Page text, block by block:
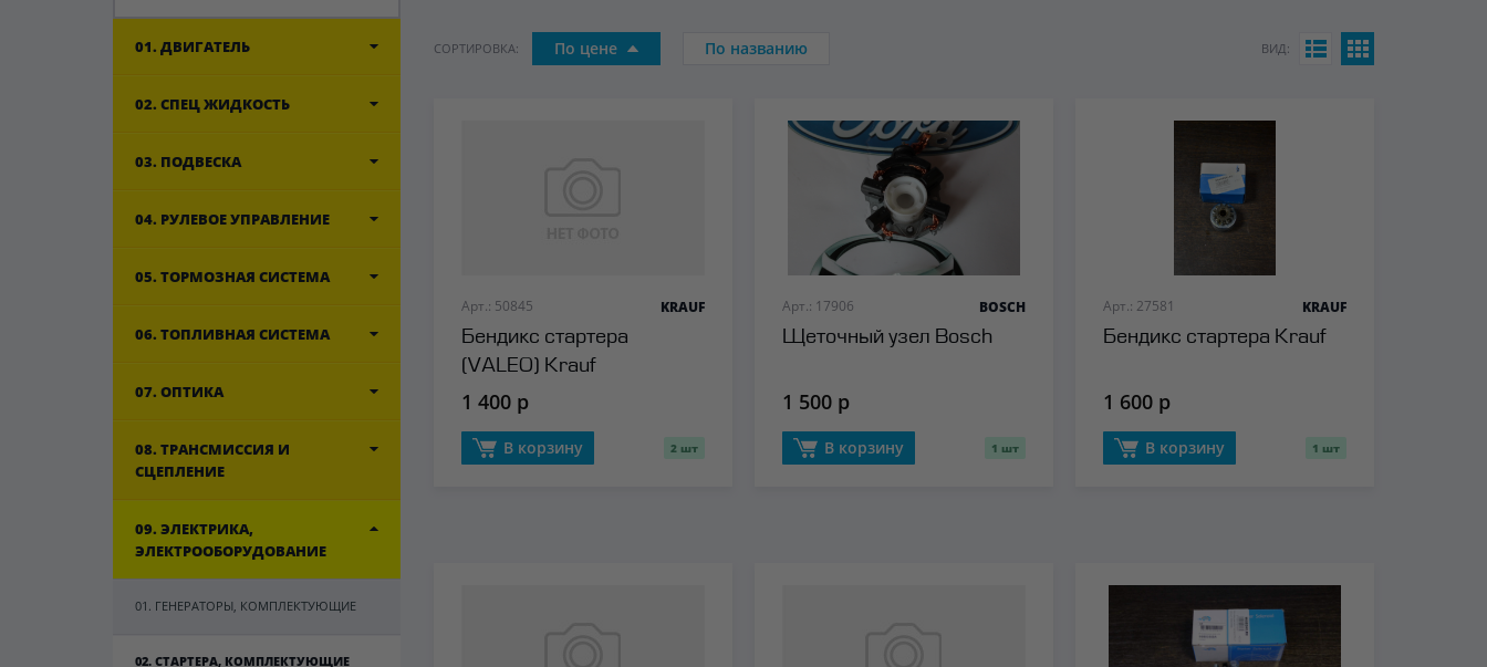
01. ДВИГАТЕЛЬ
02. СПЕЦ ЖИДКОСТЬ
03. ПОДВЕСКА
04. РУЛЕВОЕ УПРАВЛЕНИЕ
05. ТОРМОЗНАЯ СИСТЕМА
06. ТОПЛИВНАЯ СИСТЕМА
07. ОПТИКА
08. ТРАНСМИССИЯ И
СЦЕПЛЕНИЕ
09. ЭЛЕКТРИКА,
ЭЛЕКТРООБОРУДОВАНИЕ
01. ГЕНЕРАТОРЫ, КОМПЛЕКТУЮЩИЕ
02. СТАРТЕРА, КОМПЛЕКТУЮЩИЕ
СОРТИРОВКА: По цене По названию ВИД:
Арт.: 50845
Бендикс стартера
(VALEO) Krauf
KRAUF
1 400 р
В корзину 2 шт
Арт.: 17906
Щеточный узел Bosch
BOSCH
1 500 р
В корзину 1 шт
Арт.: 27581
Бендикс стартера Krauf
KRAUF
1 600 р
В корзину 1 шт